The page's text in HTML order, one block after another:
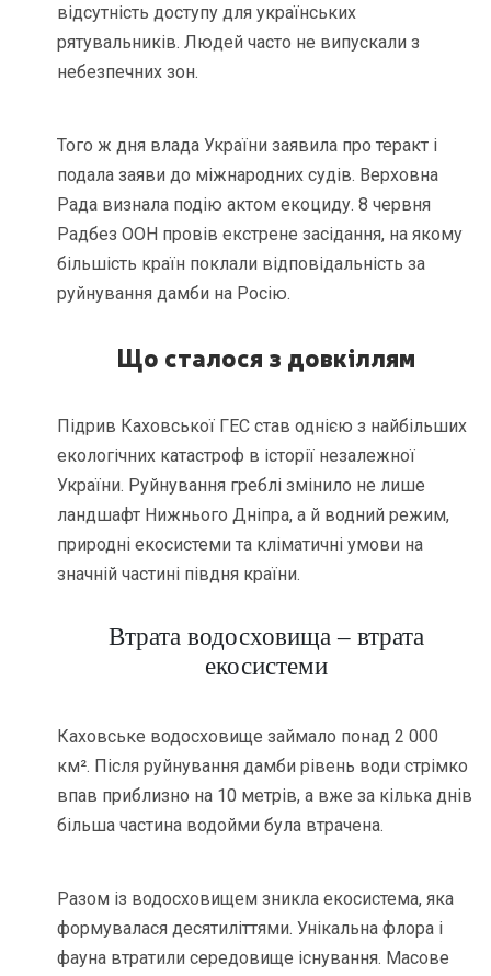
відсутність доступу для українських
рятувальників. Людей часто не випускали з
небезпечних зон.
Того ж дня влада України заявила про теракт і
подала заяви до міжнародних судів. Верховна
Рада визнала подію актом екоциду. 8 червня
Радбез ООН провів екстрене засідання, на якому
більшість країн поклали відповідальність за
руйнування дамби на Росію.
Що сталося з довкіллям
Підрив Каховської ГЕС став однією з найбільших
екологічних катастроф в історії незалежної
України. Руйнування греблі змінило не лише
ландшафт Нижнього Дніпра, а й водний режим,
природні екосистеми та кліматичні умови на
значній частині півдня країни.
Втрата водосховища – втрата
екосистеми
Каховське водосховище займало понад 2 000
км². Після руйнування дамби рівень води стрімко
впав приблизно на 10 метрів, а вже за кілька днів
більша частина водойми була втрачена.
Разом із водосховищем зникла екосистема, яка
формувалася десятиліттями. Унікальна флора і
фауна втратили середовище існування. Масове